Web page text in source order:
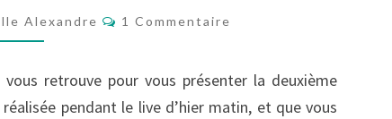
« SUR
LA
Alexandre Commentaires
1 Commentaire
retrouve pour vous présenter la deuxième
pendant le live d’hier matin, et que vous